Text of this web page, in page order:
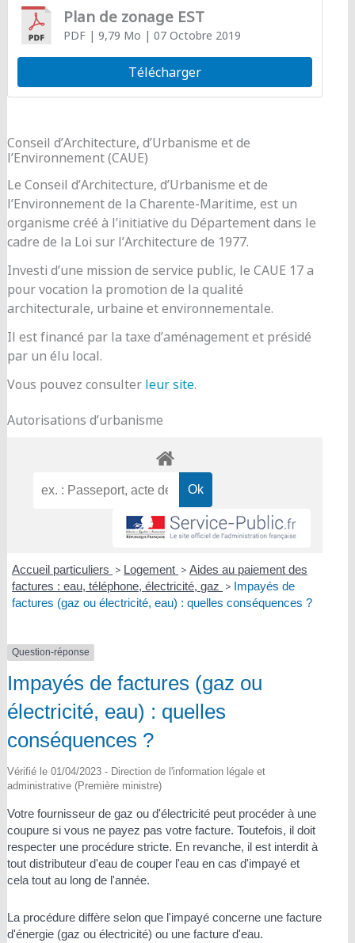
Plan de zonage EST
PDF| 9,79 Mo | 07 Octobre 2019
Télécharger
Conseil d’Architecture, d’Urbanisme et de
l’Environnement (CAUE)
Le Conseil d’Architecture, d’Urbanisme et de
l’Environnement de la Charente-Maritime, est un
organisme créé à l’initiative du Département dans le
cadre de la Loi sur l’Architecture de 1977.
Investi d’une mission de service public, le CAUE 17 a
pour vocation la promotion de la qualité
architecturale, urbaine et environnementale.
Il est financé par la taxe d’aménagement et présidé
par un élu local.
Vous pouvez consulter leur site.
Autorisations d’urbanisme
Accueil particuliers > Logement > Aides au paiement des
factures : eau, téléphone, électricité, gaz > Impayés de
factures (gaz ou électricité, eau) : quelles conséquences ?
Question-réponse
Impayés de factures (gaz ou
électricité, eau) : quelles
conséquences ?
Vérifié le 01/04/2023 - Direction de l'information légale et
administrative (Première ministre)
Votre fournisseur de gaz ou d'électricité peut procéder à une
coupure si vous ne payez pas votre facture. Toutefois, il doit
respecter une procédure stricte. En revanche, il est interdit à
tout distributeur d'eau de couper l'eau en cas d'impayé et
cela tout au long de l'année.
La procédure diffère selon que l'impayé concerne une facture
d'énergie (gaz ou électricité) ou une facture d'eau.